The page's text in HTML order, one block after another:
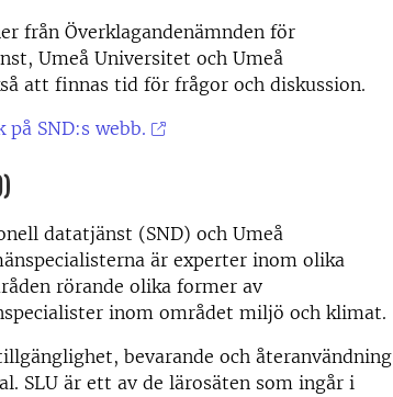
från Överklagandenämnden för
Umeå Universitet och Umeå
att finnas tid för frågor och diskussion.
SND:s webb.
datatjänst (SND) och Umeå
är experter inom olika
rörande olika former av
inom området miljö och klimat.
bevarande och återanvändning
SLU är ett av de lärosäten som ingår i